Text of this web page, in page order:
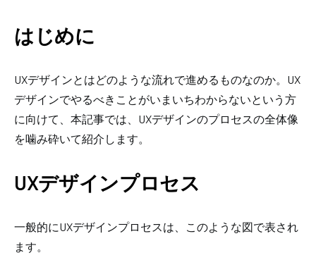
はじめに
UXデザインとはどのような流れで進めるものなのか。UX
デザインでやるべきことがいまいちわからないという方
に向けて、本記事では、UXデザインのプロセスの全体像
を噛み砕いて紹介します。
UXデザインプロセス
一般的にUXデザインプロセスは、このような図で表され
ます。